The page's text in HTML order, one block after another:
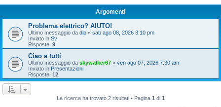
Argomenti
Problema elettrico? AIUTO!
Ultimo messaggio da dip « sab ago 08, 2026 3:10 pm
Inviato in Sv
Risposte: 9
Ciao a tutti
Ultimo messaggio da skywalker67 « ven ago 07, 2026 7:30 am
Inviato in Presentazioni
Risposte: 12
La ricerca ha trovato 2 risultati • Pagina 1 di 1